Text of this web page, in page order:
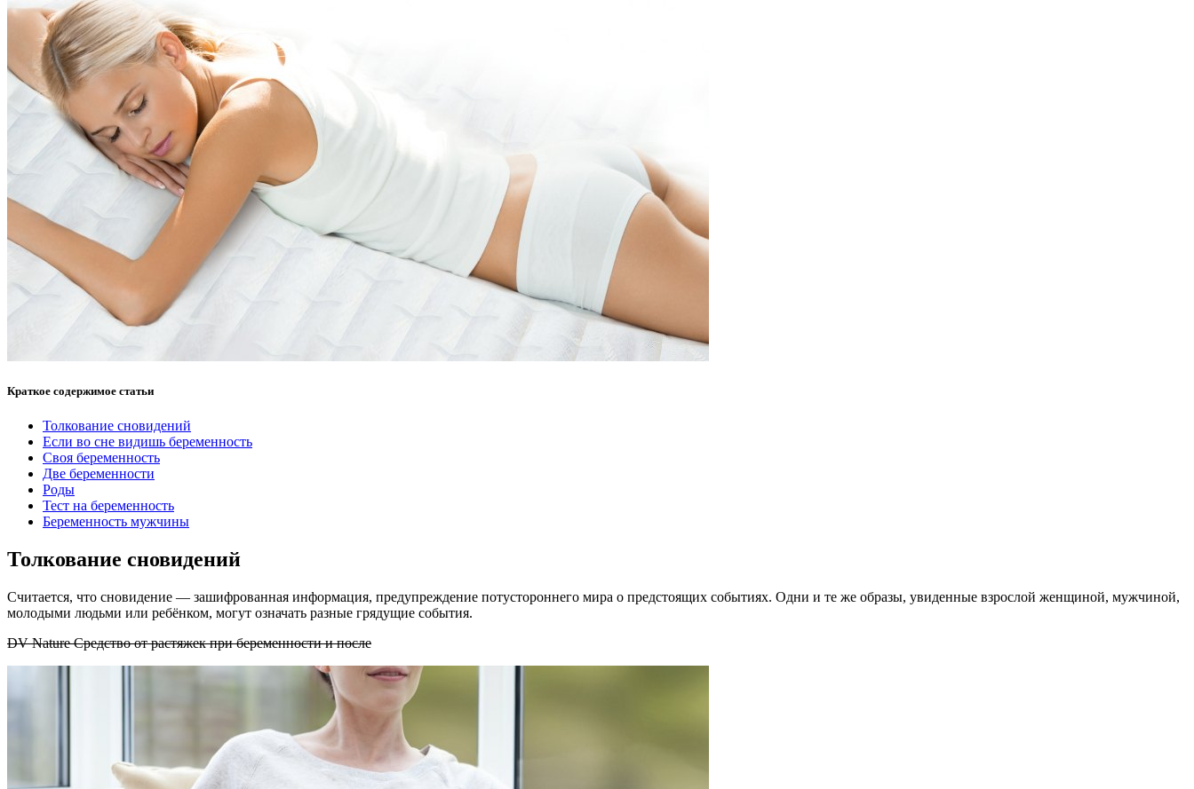
Краткое содержимое статьи
Толкование сновидений
Если во сне видишь беременность
Своя беременность
Две беременности
Роды
Тест на беременность
Беременность мужчины
Толкование сновидений
Считается, что сновидение — зашифрованная информация, предупреждение потустороннего мира о предстоящих событиях. Одни и те же образы, увиденные взрослой женщиной, мужчиной,
молодыми людьми или ребёнком, могут означать разные грядущие события.
DV Nature Средство от растяжек при беременности и после